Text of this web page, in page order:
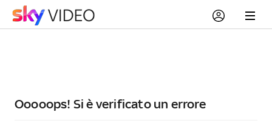
Ooooops! Si è verificato un errore